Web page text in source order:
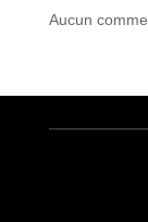
Aucun